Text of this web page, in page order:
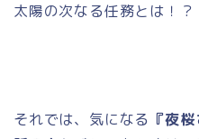
太陽の次なる任務とは！？
それでは、気になる 『夜